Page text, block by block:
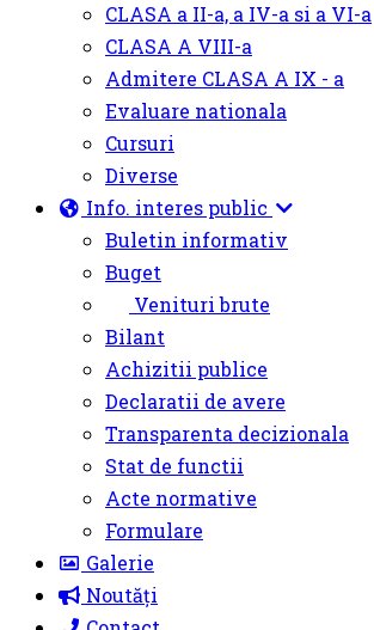
CLASA a II-a, a IV-a si a VI-a
CLASA A VIII-a
Admitere CLASA A IX - a
Evaluare nationala
Cursuri
Diverse
Info. interes public
Buletin informativ
Buget
Venituri brute
Bilant
Achizitii publice
Declaratii de avere
Transparenta decizionala
Stat de functii
Acte normative
Formulare
Galerie
Noutăți